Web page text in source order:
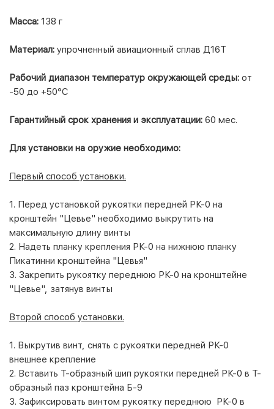
Масса: 138 г
Материал: упрочненный авиационный сплав Д16Т
Рабочий диапазон температур окружающей среды: от
-50 до +50°C
Гарантийный срок хранения и эксплуатации: 60 мес.
Для установки на оружие необходимо:
Первый способ установки.
1. Перед установкой рукоятки передней РК-0 на
кронштейн "Цевье" необходимо выкрутить на
максимальную длину винты
2. Надеть планку крепления РК-0 на нижнюю планку
Пикатинни кронштейна "Цевья"
3. Закрепить рукоятку переднюю РК-0 на кронштейне
"Цевье", затянув винты
Второй способ установки.
1. Выкрутив винт, снять с рукоятки передней РК-0
внешнее крепление
2. Вставить Т-образный шип рукоятки передней РК-0 в Т-
образный паз кронштейна Б-9
3. Зафиксировать винтом рукоятку переднюю РК-0 в